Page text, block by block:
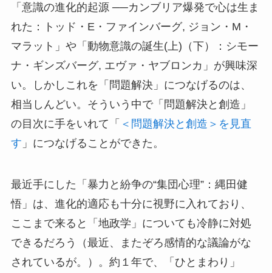
「意識の進化的起源 ──カンブリア爆発で心は生ま
れた：トッド・E・ファインバーグ, ジョン・M・
マラット」や「動物意識の誕生(上)（下）：シモー
ナ・ギンズバーグ, エヴァ・ヤブロンカ」が興味深
い。しかしこれを「問題解決」につなげるのは、
相当しんどい。そういう中で「問題解決と創造」
の目次に手をいれて「 ＜問題解決と創造＞を見直
す 」につなげることができた。
最近手にした「暴力と紛争の“集団心理”：縄田健
悟」は、進化的適応も十分に視野に入れており、
ここまで来ると「地政学」についても冷静に対処
できるだろう（最近、またぞろ感情的な議論がな
されているが。）。約１年で、「ひとまわり」